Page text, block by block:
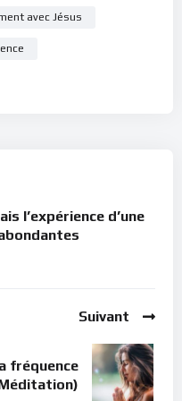
et où les voleurs ne
ton trésor, là aussi sera
(afin d’être en mesure
les publications,
avec Jésus
l’expérience d’une
Suivant
fréquence